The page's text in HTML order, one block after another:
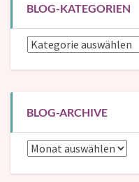
BLOG-KATEGORIEN
Blog-
BLOG-ARCHIVE
Blog-